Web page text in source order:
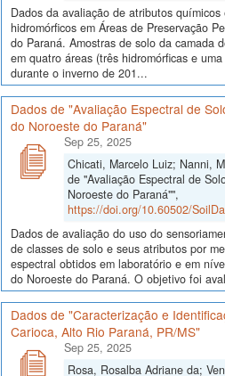
Dados da avaliação de atributos
hidromórficos em Áreas de Preservação
do Paraná. Amostras de solo da camada
em quatro áreas (três hidromórficas e
durante o inverno de 201...
Dados de "Avaliação Espectral de
do Noroeste do Paraná"
Sep 25, 2025
Chicati, Marcelo Luiz; Nanni,
de "Avaliação Espectral de
Noroeste do Paraná"",
https://doi.org/10.60502/
Dados de avaliação do uso do
de classes de solo e seus atributos por
espectral obtidos em laboratório e em
do Noroeste do Paraná. O objetivo foi
Dados de "Caracterização e
Carioca, Alto Rio Paraná, PR/MS"
Sep 25, 2025
Rosa, Rosalba Adriane da;